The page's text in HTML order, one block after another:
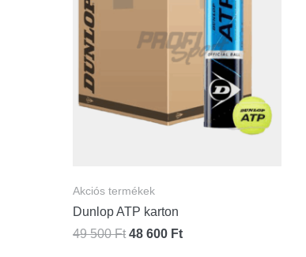
Akciós termékek
Dunlop ATP karton
49 500Ft 48 600 Ft